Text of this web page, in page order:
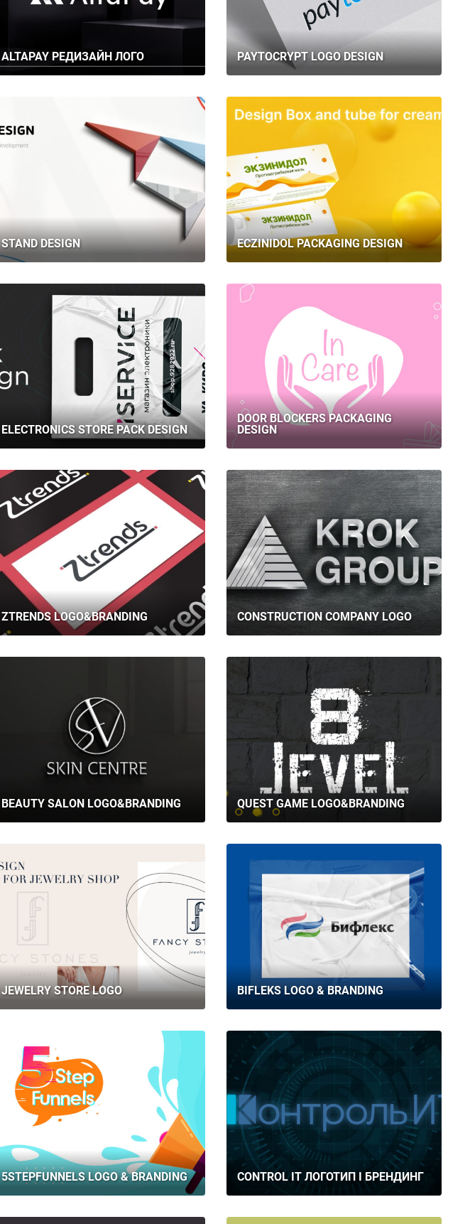
ALTAPAY РЕДИЗАЙН ЛОГО PAYTOCRYPT LOGO DESIGN
STAND DESIGN ECZINIDOL PACKAGING DESIGN
ELECTRONICS STORE PACK DESIGN
DOOR BLOCKERS PACKAGING
DESIGN
ZTRENDS LOGO&BRANDING CONSTRUCTION COMPANY LOGO
BEAUTY SALON LOGO&BRANDING QUEST GAME LOGO&BRANDING
JEWELRY STORE LOGO BIFLEKS LOGO & BRANDING
5STEPFUNNELS LOGO & BRANDING CONTROL IT ЛОГОТИП І БРЕНДИНГ